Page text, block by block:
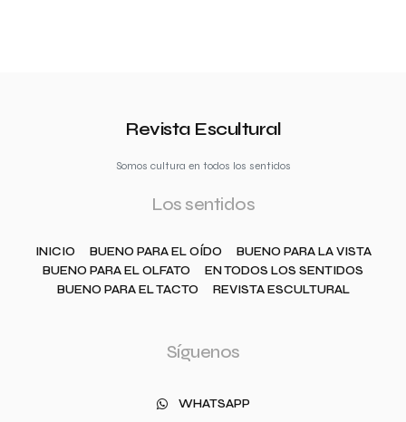
Revista Escultural
Somos cultura en todos los sentidos
Los sentidos
INICIO BUENO PARA EL OÍDO
BUENO PARA LA VISTA
BUENO PARA EL OLFATO
EN TODOS LOS SENTIDOS
BUENO PARA EL TACTO
REVISTA ESCULTURAL
Síguenos
WHATSAPP